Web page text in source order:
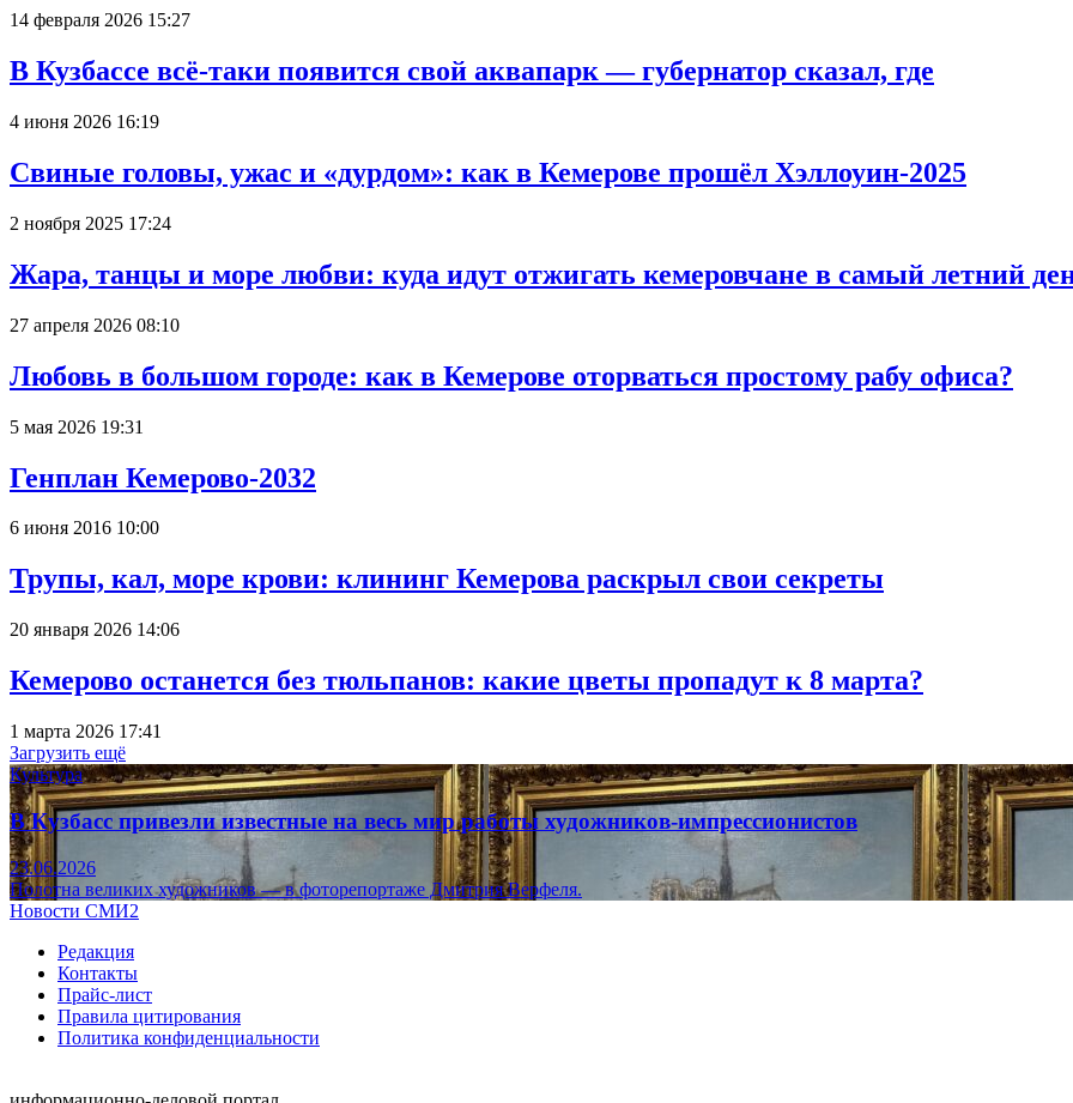
14 февраля 2026 15:27
В Кузбассе всё-таки появится свой аквапарк — губернатор сказал, где
4 июня 2026 16:19
Свиные головы, ужас и «дурдом»: как в Кемерове прошёл Хэллоуин-2025
2 ноября 2025 17:24
Жара, танцы и море любви: куда идут отжигать кемеровчане в самый летний
27 апреля 2026 08:10
Любовь в большом городе: как в Кемерове оторваться простому рабу офиса?
5 мая 2026 19:31
Генплан Кемерово-2032
6 июня 2016 10:00
Трупы, кал, море крови: клининг Кемерова раскрыл свои секреты
20 января 2026 14:06
Кемерово останется без тюльпанов: какие цветы пропадут к 8 марта?
1 марта 2026 17:41
Загрузить ещё
Культура
В Кузбасс привезли известные на весь мир работы художников-импрессионистов
23.06.2026
Полотна великих художников — в фоторепортаже Дмитрия Верфеля.
Новости СМИ2
Редакция
Контакты
Прайс-лист
Правила цитирования
Политика конфиденциальности